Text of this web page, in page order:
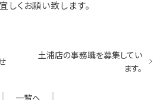
しくお願い致します。
土浦店の事務職を募集してい
ます。